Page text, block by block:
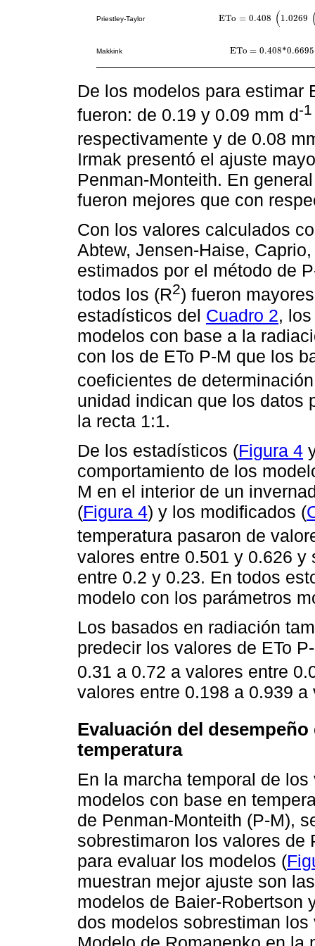
Priestley-Taylor ETo = 0.408 (1.0269
ETo= 0.408 1.0269 ΔΔ+γRn -
Makkink ETo = 0.408*0.6695
ETo= 0.408*0.6695ΔΔ+γ
De los modelos para estimar
fueron: de 0.19 y 0.09 mm d-1
respectivamente y de 0.08
Irmak presentó el ajuste
Penman-Monteith. En
fueron mejores que con
Con los valores calculados
Abtew, Jensen-Haise,
estimados por el método de
todos los (R2) fueron
estadísticos del Cuadro 2,
modelos con base a la
con los de ETo P-M que los
coeficientes de
unidad indican que los datos
la recta 1:1.
De los estadísticos (Figura 4
comportamiento de los
M en el interior de un
(Figura 4) y los modificados (
temperatura pasaron de
valores entre 0.501 y 0.626
entre 0.2 y 0.23. En todos
modelo con los parámetros
Los basados en radiación
predecir los valores de ETo
0.31 a 0.72 a valores entre
valores entre 0.198 a 0.939
Evaluación del
temperatura
En la marcha temporal de
modelos con base en
de Penman-Monteith (P-M),
sobrestimaron los valores de
para evaluar los modelos (
muestran mejor ajuste son
modelos de Baier-Robertson
dos modelos sobrestiman los